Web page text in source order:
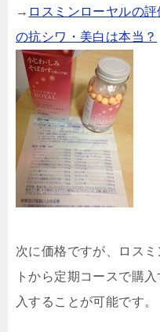
→ ロスミンローヤルの
の抗シワ・美白は本当？
次に価格ですが、ロス
トから定期コースで購
入することが可能です。